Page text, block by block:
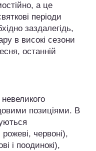
а це
періоди
заздалегідь,
в високі сезони
останній
позиціями. В
червоні),
і поодинокі),